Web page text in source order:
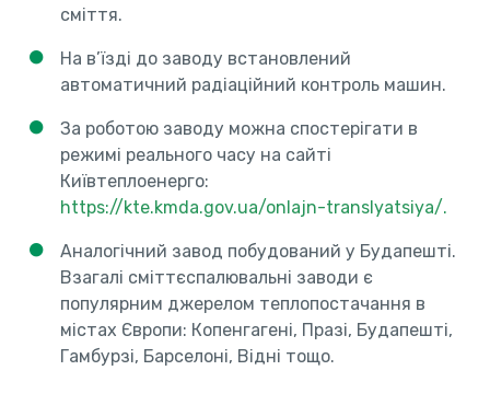
сміття.
На в’їзді до заводу встановлений
автоматичний радіаційний контроль машин.
За роботою заводу можна спостерігати в
режимі реального часу на сайті
Київтеплоенерго:
https://kte.kmda.gov.ua/onlajn-translyatsiya/.
Аналогічний завод побудований у Будапешті.
Взагалі сміттєспалювальні заводи є
популярним джерелом теплопостачання в
містах Європи: Копенгагені, Празі, Будапешті,
Гамбурзі, Барселоні, Відні тощо.